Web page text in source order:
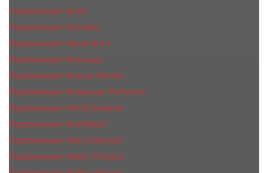
Парфюмерия Ajmal
Парфюмерия Aj Arabia
Парфюмерия Alexandre J.
Парфюмерия Amouage
Парфюмерия Antonio Maretti
Парфюмерия Arabesque Perfumes
Парфюмерия Ard Al Zaafaran
Парфюмерия ArteOlfatto
Парфюмерия Attar Collection
Парфюмерия Atelier Cologne